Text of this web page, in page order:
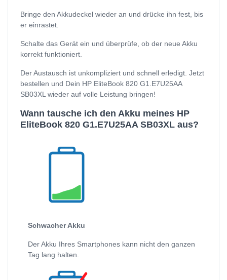
Bringe den Akkudeckel wieder an und drücke ihn fest, bis
er einrastet.
Schalte das Gerät ein und überprüfe, ob der neue Akku
korrekt funktioniert.
Der Austausch ist unkompliziert und schnell erledigt. Jetzt
bestellen und Dein HP EliteBook 820 G1.E7U25AA
SB03XL wieder auf volle Leistung bringen!
Wann tausche ich den Akku meines HP
EliteBook 820 G1.E7U25AA SB03XL aus?
Schwacher Akku
Der Akku Ihres Smartphones kann nicht den ganzen
Tag lang halten.